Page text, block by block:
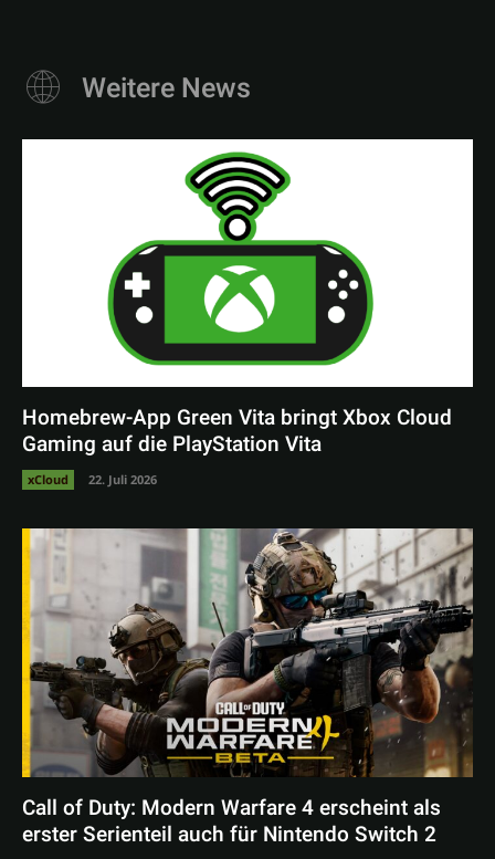
Weitere News
Homebrew-App Green Vita bringt Xbox Cloud
Gaming auf die PlayStation Vita
xCloud 22. Juli 2026
Call of Duty: Modern Warfare 4 erscheint als
erster Serienteil auch für Nintendo Switch 2